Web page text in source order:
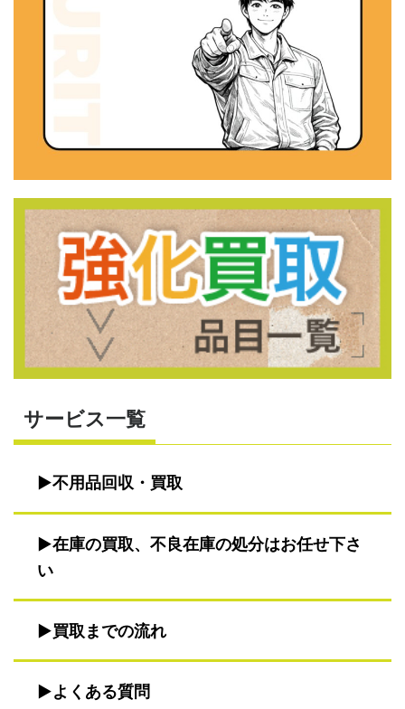
サービス一覧
不用品回収・買取
在庫の買取、不良在庫の処分はお任せ下さ
い
買取までの流れ
よくある質問